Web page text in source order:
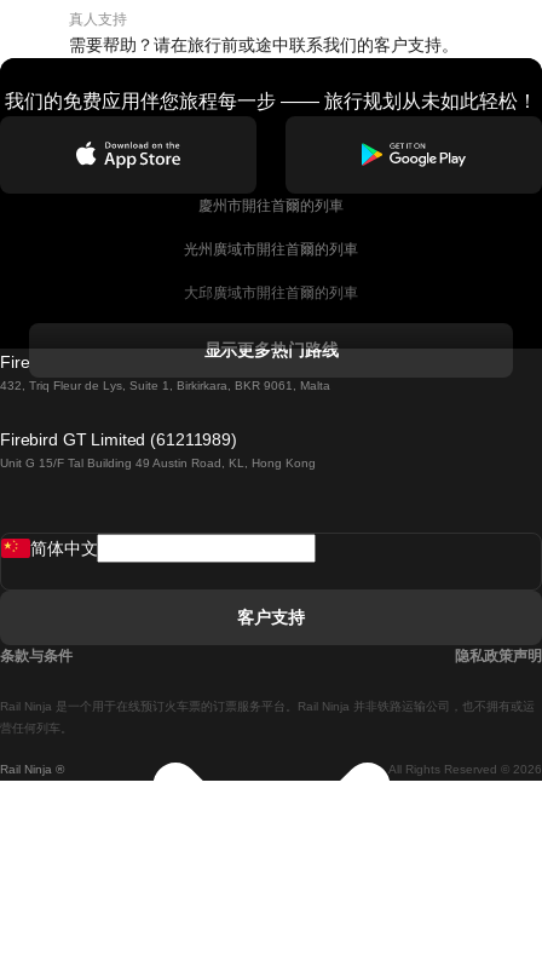
真人支持
需要帮助？请在旅行前或途中联系我们的客户支持。
我们的免费应用伴您旅程每一步 —— 旅行规划从未如此轻松！
慶州市開往首爾的列車
光州廣域市開往首爾的列車
大邱廣域市開往首爾的列車
都柏林開往戈尔韦的列車
羅馬開往拿坡里的列車
馬德里開往巴塞罗那的列車
显示更多热门路线
Firebird GT Limited (OC 1451)
432, Triq Fleur de Lys, Suite 1, Birkirkara, BKR 9061, Malta
Firebird GT Limited (61211989)
Unit G 15/F Tal Building 49 Austin Road, KL, Hong Kong
Rail Ninja ® All Rights Reserved © 2026
Rail Ninja 是一个用于在线预订火车票的订票服务平台。Rail Ninja 并非铁路运输公司，也不拥有或运
营任何列车。
简体中文
客户支持
条款与条件 隐私政策声明